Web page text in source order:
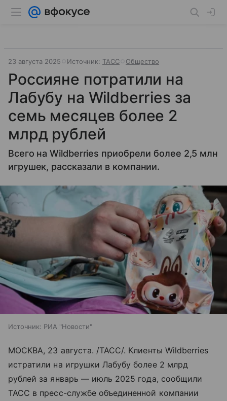
23 августа 2025 Источник: ТАСС Общество
Россияне потратили на
Лабубу на Wildberries за
семь месяцев более 2
млрд рублей
Всего на Wildberries приобрели более 2,5 млн
игрушек, рассказали в компании.
Источник: РИА "Новости"
МОСКВА, 23 августа. /ТАСС/. Клиенты Wildberries
истратили на игрушки Лабубу более 2 млрд
рублей за январь — июль 2025 года, сообщили
ТАСС в пресс-службе объединенной компании